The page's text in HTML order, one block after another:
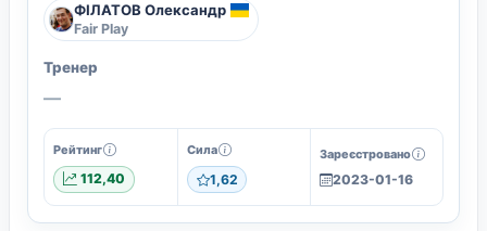
ФІЛАТОВ Олександр
Fair Play
Тренер
—
Рейтинг
112,40
Сила
1,62
Зареєстровано
2023-01-16